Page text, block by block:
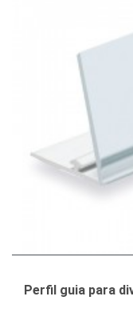
Perfil guia para